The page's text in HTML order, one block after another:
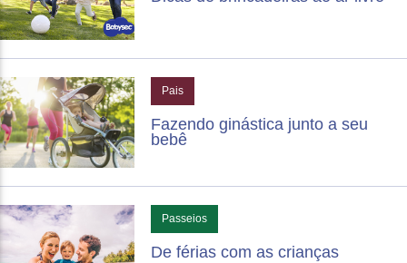
Pais
Fazendo ginástica junto a seu
bebê
Passeios
De férias com as crianças